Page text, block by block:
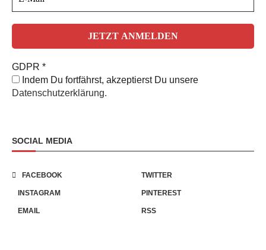
GDPR *
Indem Du fortfährst, akzeptierst Du unsere
Datenschutzerklärung.
SOCIAL MEDIA
FACEBOOK TWITTER
INSTAGRAM PINTEREST
EMAIL RSS